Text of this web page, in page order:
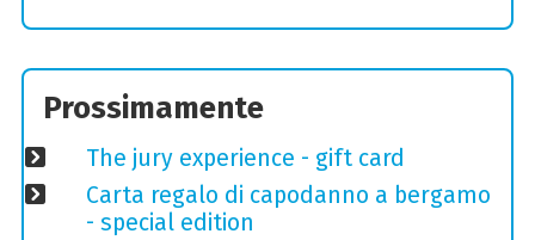
Prossimamente
The jury experience - gift card
Carta regalo di capodanno a bergamo
- special edition